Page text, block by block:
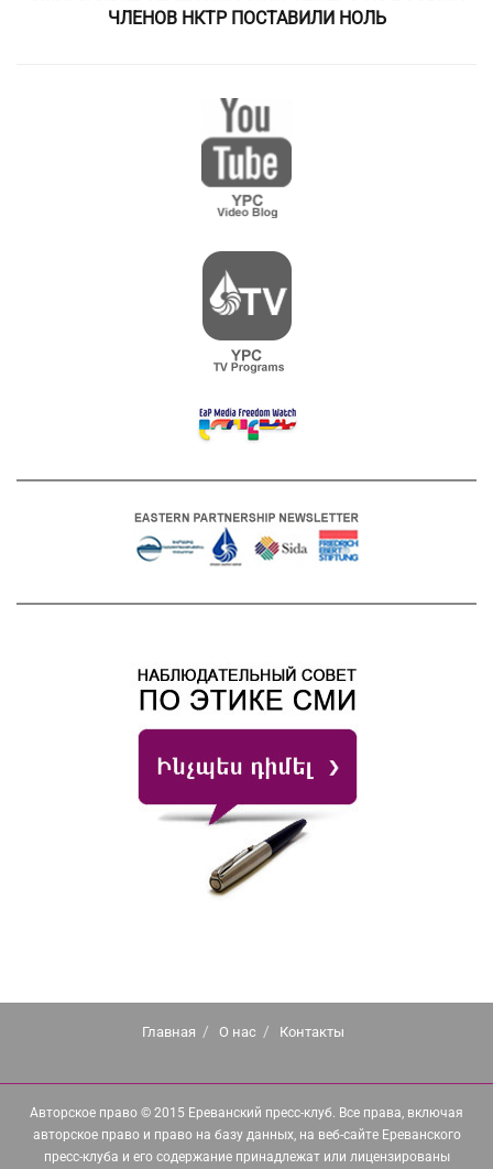
ЧЛЕНОВ НКТР ПОСТАВИЛИ НОЛЬ
Главная О нас Контакты
Авторское право © 2015 Ереванский пресс-клуб. Все права, включая
авторское право и право на базу данных, на веб-сайте Ереванского
пресс-клуба и его содержание принадлежат или лицензированы